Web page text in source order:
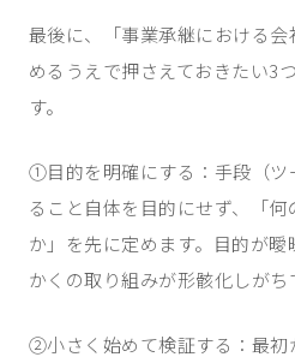
最後に、「事業承継における
めるうえで押さえておきたい3
す。
①目的を明確にする：手段（ツ
ること自体を目的にせず、「
か」を先に定めます。目的が
かくの取り組みが形骸化しがち
②小さく始めて検証する：最初